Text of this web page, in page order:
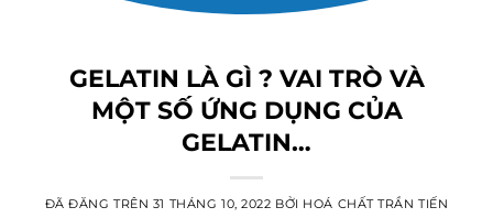
GELATIN LÀ GÌ ? VAI TRÒ VÀ
MỘT SỐ ỨNG DỤNG CỦA
GELATIN…
ĐÃ ĐĂNG TRÊN 31 THÁNG 10, 2022 BỞI HOÁ CHẤT TRẦN TIẾN